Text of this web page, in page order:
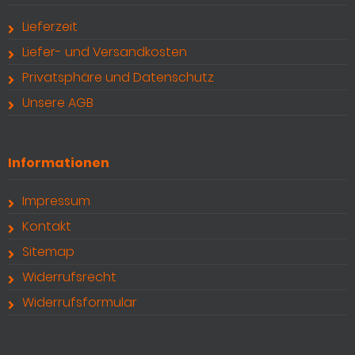
Lieferzeit
Liefer- und Versandkosten
Privatsphäre und Datenschutz
Unsere AGB
Informationen
Impressum
Kontakt
Sitemap
Widerrufsrecht
Widerrufsformular